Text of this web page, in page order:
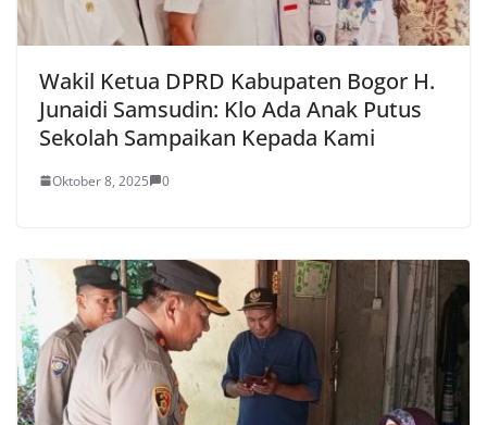
Wakil Ketua DPRD Kabupaten Bogor H.
Junaidi Samsudin: Klo Ada Anak Putus
Sekolah Sampaikan Kepada Kami
Oktober 8, 2025 0